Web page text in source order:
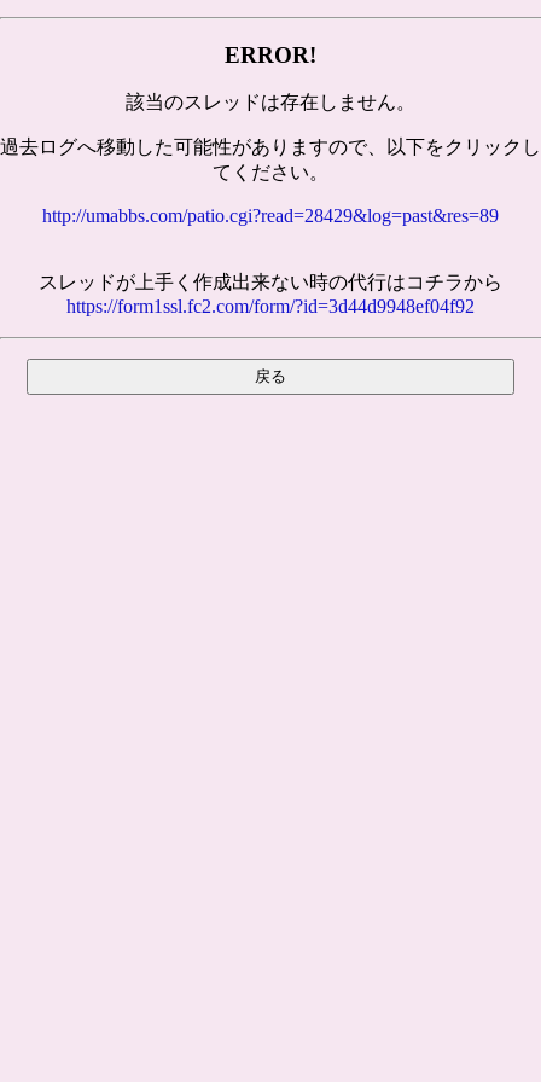
ERROR!
該当のスレッドは存在しません。
過去ログへ移動した可能性がありますので、以下をクリックし
てください。
http://umabbs.com/patio.cgi?read=28429&log=past&res=89
スレッドが上手く作成出来ない時の代行はコチラから
https://form1ssl.fc2.com/form/?id=3d44d9948ef04f92